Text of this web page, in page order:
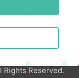
Reserved.